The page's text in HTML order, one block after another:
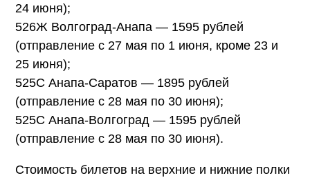
24 июня);
526Ж Волгоград-Анапа — 1595 рублей
(отправление с 27 мая по 1 июня, кроме 23 и
25 июня);
525С Анапа-Саратов — 1895 рублей
(отправление с 28 мая по 30 июня);
525С Анапа-Волгоград — 1595 рублей
(отправление с 28 мая по 30 июня).
Стоимость билетов на верхние и нижние полки